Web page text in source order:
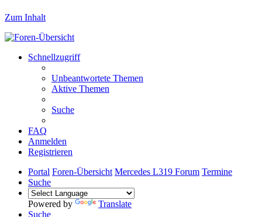
Zum Inhalt
Schnellzugriff
Unbeantwortete Themen
Aktive Themen
Suche
FAQ
Anmelden
Registrieren
Portal Foren-Übersicht Mercedes L319 Forum Termine
Suche
Powered by
Translate
Suche